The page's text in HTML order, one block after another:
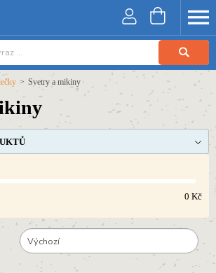
> Svetry a mikiny
0 Kč
Výchozí